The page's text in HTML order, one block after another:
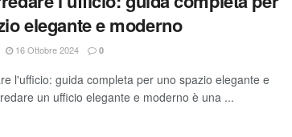
elegante e moderno
16 Ottobre 2024 0
l'ufficio: guida completa per uno spazio elegante e
un ufficio elegante e moderno è una ...